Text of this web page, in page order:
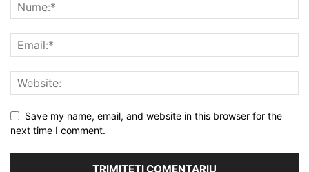
Save my name, email, and website in this browser for the
next time I comment.